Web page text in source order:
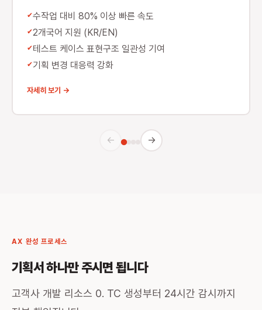
수작업 대비 80% 이상 빠른 속도
2개국어 지원 (KR/EN)
테스트 케이스 표현구조 일관성 기여
기획 변경 대응력 강화
자세히 보기 →
← →
AX 완성 프로세스
기획서 하나만 주시면 됩니다
고객사 개발 리소스 0. TC 생성부터 24시간 감시까지